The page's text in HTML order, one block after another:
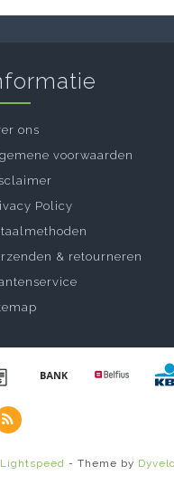
ons
voorwaarden
Policy
& retourneren
Lightspeed - Theme by